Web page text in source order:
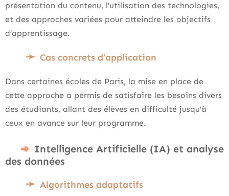
présentation du contenu, l’utilisation des technologies,
et des approches variées pour atteindre les objectifs
d’apprentissage.
Cas concrets d’application
Dans certaines écoles de Paris, la mise en place de
cette approche a permis de satisfaire les besoins divers
des étudiants, allant des élèves en difficulté jusqu’à
ceux en avance sur leur programme.
Intelligence Artificielle (IA) et analyse
des données
Algorithmes adaptatifs